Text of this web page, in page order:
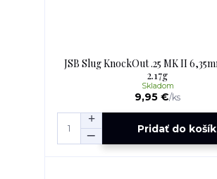
JSB Slug KnockOut .25 MK II
2.17g
9,95 €/ks
Skladom
Pridať do